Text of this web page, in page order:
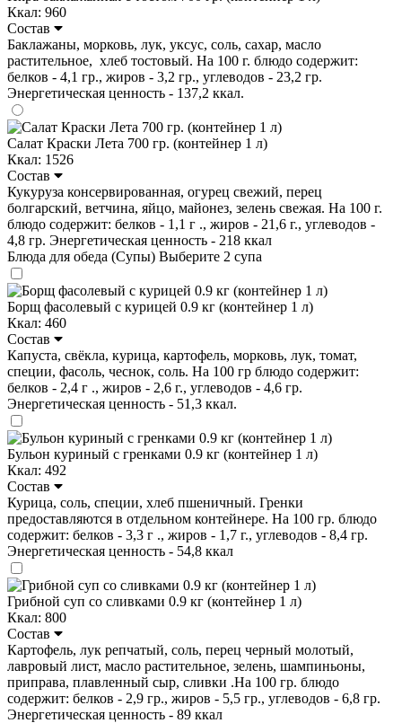
Ккал: 960
Состав
Баклажаны, морковь, лук, уксус, соль, сахар, масло
растительное, хлеб тостовый. На 100 г. блюдо содержит:
белков - 4,1 гр., жиров - 3,2 гр., углеводов - 23,2 гр.
Энергетическая ценность - 137,2 ккал.
Салат Краски Лета 700 гр. (контейнер 1 л)
Ккал: 1526
Состав
Кукуруза консервированная, огурец свежий, перец
болгарский, ветчина, яйцо, майонез, зелень свежая. На 100 г.
блюдо содержит: белков - 1,1 г ., жиров - 21,6 г., углеводов -
4,8 гр. Энергетическая ценность - 218 ккал
Блюда для обеда (Супы) Выберите 2 супа
Борщ фасолевый с курицей 0.9 кг (контейнер 1 л)
Ккал: 460
Состав
Капуста, свёкла, курица, картофель, морковь, лук, томат,
специи, фасоль, чеснок, соль. На 100 гр блюдо содержит:
белков - 2,4 г ., жиров - 2,6 г., углеводов - 4,6 гр.
Энергетическая ценность - 51,3 ккал.
Бульон куриный с гренками 0.9 кг (контейнер 1 л)
Ккал: 492
Состав
Курица, соль, специи, хлеб пшеничный. Гренки
предоставляются в отдельном контейнере. На 100 гр. блюдо
содержит: белков - 3,3 г ., жиров - 1,7 г., углеводов - 8,4 гр.
Энергетическая ценность - 54,8 ккал
Грибной суп со сливками 0.9 кг (контейнер 1 л)
Ккал: 800
Состав
Картофель, лук репчатый, соль, перец черный молотый,
лавровый лист, масло растительное, зелень, шампиньоны,
приправа, плавленный сыр, сливки .На 100 гр. блюдо
содержит: белков - 2,9 гр., жиров - 5,5 гр., углеводов - 6,8 гр.
Энергетическая ценность - 89 ккал